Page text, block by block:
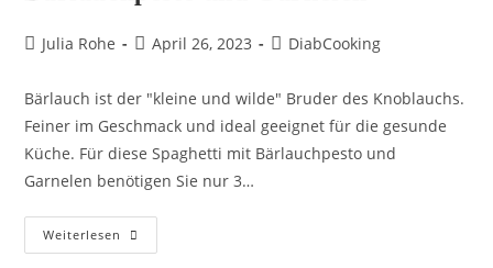
Julia Rohe April 26, 2023 DiabCooking
Bärlauch ist der "kleine und wilde" Bruder des Knoblauchs.
Feiner im Geschmack und ideal geeignet für die gesunde
Küche. Für diese Spaghetti mit Bärlauchpesto und
Garnelen benötigen Sie nur 3…
Weiterlesen